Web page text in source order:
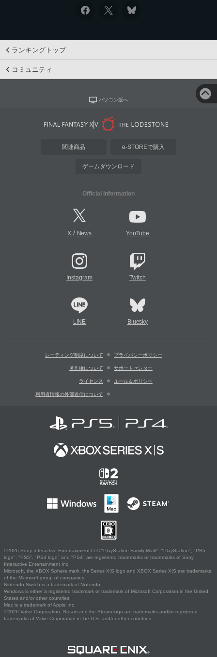
ランキングトップ
コミュニティ
パソコン版へ
関連商品 e-STOREで購入
ゲームダウンロード
Official Information
X/ News YouTube
Instagram Twitch
LINE Bluesky
レーティング制度について プライバシーポリシー
著作権について サポートセンター
ライセンス ルール＆ポリシー
利用者情報の外部送信について
©2026 Sony Interactive Entertainment LLC."PlayStation Family Mark", "PlayStation", "PS5
logo", "PS5", "PS4 logo" and "PS4" are registered trademarks or trademarks of Sony
Interactive Entertainment Inc.
Microsoft, the XBOX Sphere mark, the Series X|S logo and XBOX Series X|S are trademarks
of the Microsoft group of companies.
Nintendo Switch is a trademark of Nintendo.
Windows is either a registered trademark or trademark of Microsoft Corporation in the United
States and/or other countries.
Mac is a trademark of Apple Inc.
©2026 Valve Corporation. Steam and the Steam logo are trademarks and/or registered
trademarks of Valve Corporation in the U.S. and/or other countries.